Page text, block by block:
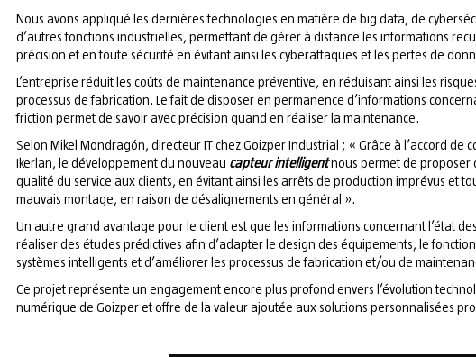
Nous avons appliqué les dernières technologies en matière de big data, de
d’autres fonctions industrielles, permettant de gérer à distance les informations
précision et en toute sécurité en évitant ainsi les cyberattaques et les pertes de
L’entreprise réduit les coûts de maintenance préventive, en réduisant ainsi les
processus de fabrication. Le fait de disposer en permanence d’informations
friction permet de savoir avec précision quand en réaliser la maintenance.
Selon Mikel Mondragón, directeur IT chez Goizper Industrial ; « Grâce à l’accord de
Ikerlan, le développement du nouveau capteur intelligentnous permet de proposer
qualité du service aux clients, en évitant ainsi les arrêts de production imprévus et
mauvais montage, en raison de désalignements en général ».
Un autre grand avantage pour le client est que les informations concernant l’état
réaliser des études prédictives afin d’adapter le design des équipements, le
systèmes intelligents et d’améliorer les processus de fabrication et/ou de
Ce projet représente un engagement encore plus profond envers l’évolution
numérique de Goizper et offre de la valeur ajoutée aux solutions personnalisées